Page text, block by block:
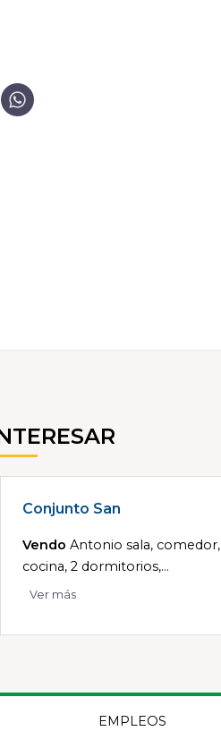
Conjunto San
Vendo Antonio sala, comedor,
cocina, 2 dormitorios,...
Ver más
EMPLEOS